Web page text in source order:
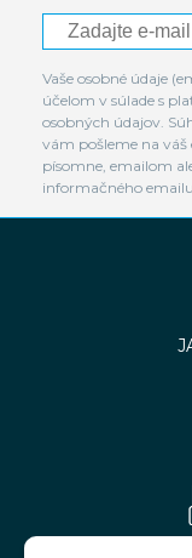
Vaše osobné údaje
účelom v súlade s
osobných údajov.
vám pošleme na váš
písomne, emailom
informačného